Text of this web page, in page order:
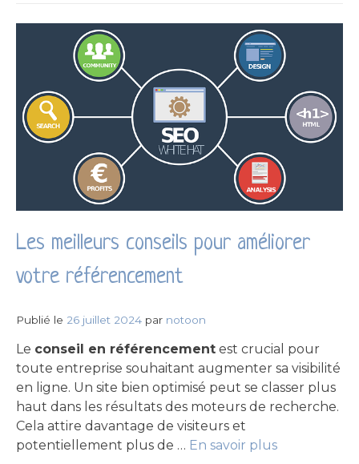
Les meilleurs conseils pour améliorer
votre référencement
Publié le 26 juillet 2024 par notoon
Le conseil en référencement est crucial pour
toute entreprise souhaitant augmenter sa visibilité
en ligne. Un site bien optimisé peut se classer plus
haut dans les résultats des moteurs de recherche.
Cela attire davantage de visiteurs et
potentiellement plus de … En savoir plus